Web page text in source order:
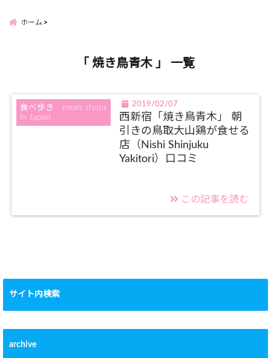
ホーム
「 焼き鳥青木 」 一覧
食べ歩き meals shops
in Japan
2019/02/07
西新宿「焼き鳥青木」 朝
引きの鳥取大山鶏が食せる
店（Nishi Shinjuku
Yakitori）口コミ
この記事を読む
サイト内検索
archive